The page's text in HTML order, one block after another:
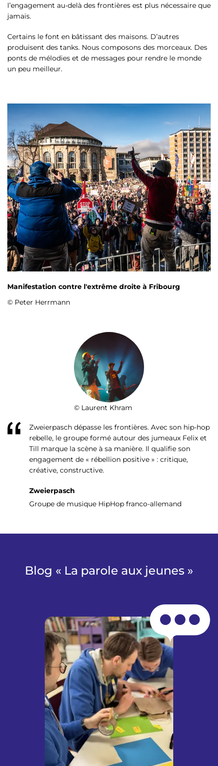
l’engagement au-delà des frontières est plus nécessaire que
jamais.
Certains le font en bâtissant des maisons. D’autres
produisent des tanks. Nous composons des morceaux. Des
ponts de mélodies et de messages pour rendre le monde
un peu meilleur.
Manifestation contre l'extrême droite à Fribourg
© Peter Herrmann
© Laurent Khram
Zweierpasch dépasse les frontières. Avec son hip-hop
rebelle, le groupe formé autour des jumeaux Felix et
Till marque la scène à sa manière. Il qualifie son
engagement de « rébellion positive » : critique,
créative, constructive.
Zweierpasch
Groupe de musique HipHop franco-allemand
Blog « La parole aux jeunes »